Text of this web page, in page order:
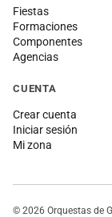
Fiestas
Formaciones
Componentes
Agencias
CUENTA
Crear cuenta
Iniciar sesión
Mi zona
© 2026 Orquestas de